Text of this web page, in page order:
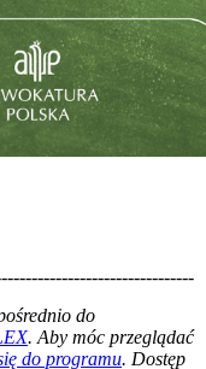
do
. Aby móc przeglądać
do programu. Dostęp